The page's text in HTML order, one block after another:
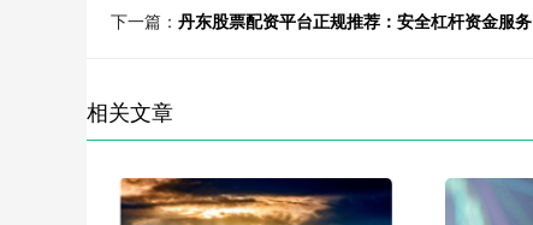
下一篇： 丹东股票配资平台正规推荐：安全杠杆资金服务
相关文章